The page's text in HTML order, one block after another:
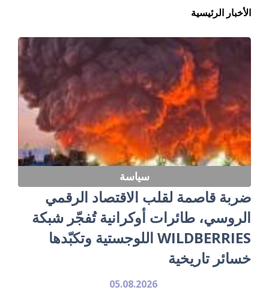
الأخبار الرئيسية
سياسة
ضربة قاصمة لقلب الاقتصاد الرقمي
الروسي، طائرات أوكرانية تُفجّر شبكة
WILDBERRIES اللوجستية وتكبّدها
خسائر تاريخية
05.08.2026